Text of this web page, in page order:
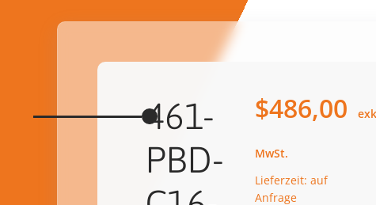
461-
PBD-
$486,00
Lieferzeit: auf
Anfrage